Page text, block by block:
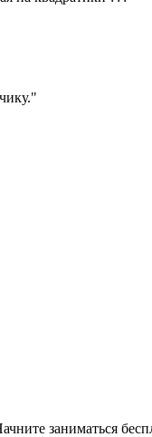
"
заниматься